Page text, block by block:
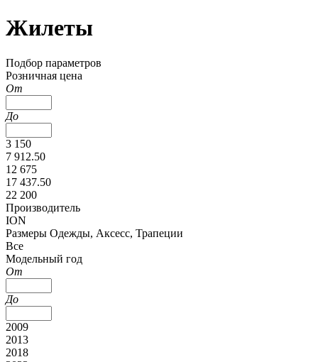
Жилеты
Подбор параметров
Розничная цена
От
До
3 150
7 912.50
12 675
17 437.50
22 200
Производитель
ION
Размеры Одежды, Аксесс, Трапеции
Все
Модельный год
От
До
2009
2013
2018